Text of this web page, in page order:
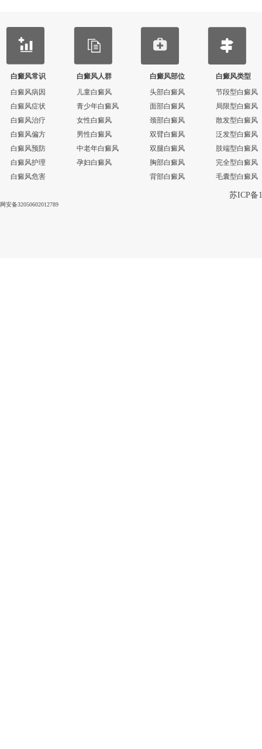
白癜风常识
白癜风病因
白癜风症状
白癜风治疗
白癜风偏方
白癜风预防
白癜风护理
白癜风危害
白癜风人群
儿童白癜风
青少年白癜风
女性白癜风
男性白癜风
中老年白癜风
孕妇白癜风
白癜风部位
头部白癜风
面部白癜风
颈部白癜风
双臂白癜风
双腿白癜风
胸部白癜风
背部白癜风
白癜风类型
节段型白癜风
局限型白癜风
散发型白癜风
泛发型白癜风
肢端型白癜风
完全型白癜风
毛囊型白癜风
苏ICP备
网安备32050602012789